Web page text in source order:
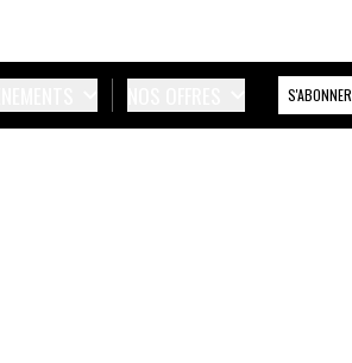
S'ABONNER